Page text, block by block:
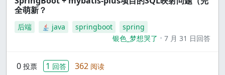
全萌新？
后端 java springboot
spring
银色_梦想哭了
7 月 31 日回答
0 投票 1 回答 362 阅读